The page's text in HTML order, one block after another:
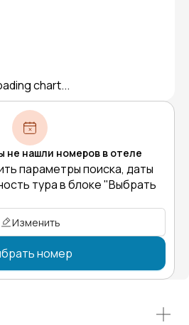
chart...
не нашли номеров в отеле
параметры поиска, даты
тура в блоке "Выбрать
Изменить
номер